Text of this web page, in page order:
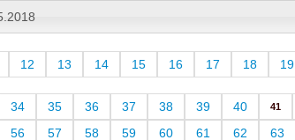
12 13 14 15 16 17 18 19
34 35 36 37 38 39 40 41
56 57 58 59 60 61 62 63